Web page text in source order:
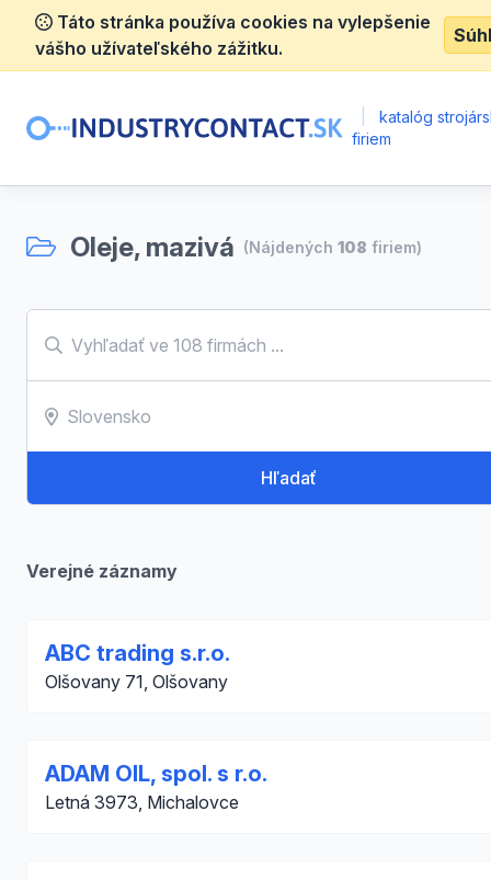
Táto stránka používa cookies na vylepšenie
vášho užívateľského zážitku.
katalóg
firiem
Oleje, mazivá (Nájdených 108 firiem)
Hľadať
Verejné záznamy
ABC trading s.r.o.
Olšovany 71, Olšovany
ADAM OIL, spol. s r.o.
Letná 3973, Michalovce